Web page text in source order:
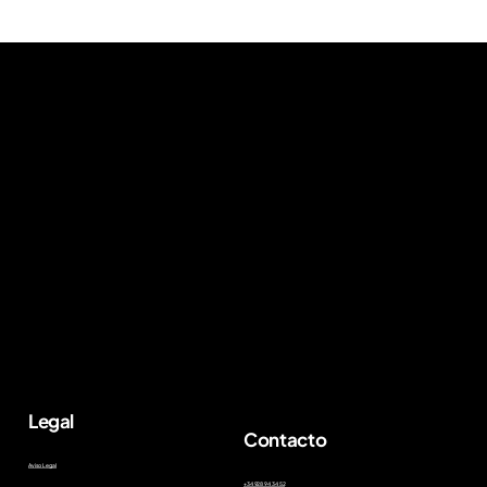
Legal
Aviso Legal
Contacto
+34 928 94 34 52